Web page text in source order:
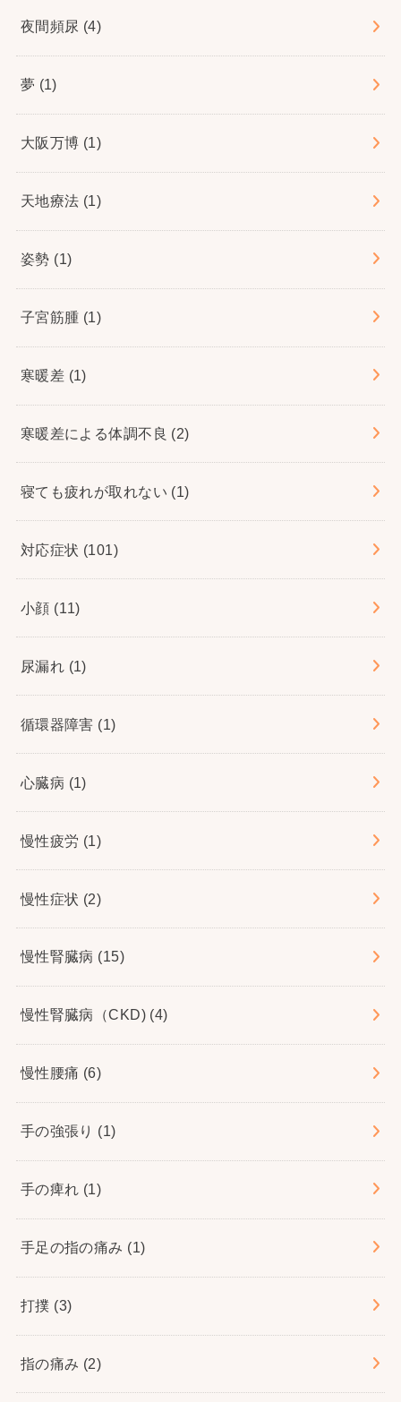
夜間頻尿 (4)
夢 (1)
大阪万博 (1)
天地療法 (1)
姿勢 (1)
子宮筋腫 (1)
寒暖差 (1)
寒暖差による体調不良 (2)
寝ても疲れが取れない (1)
対応症状 (101)
小顔 (11)
尿漏れ (1)
循環器障害 (1)
心臓病 (1)
慢性疲労 (1)
慢性症状 (2)
慢性腎臓病 (15)
慢性腎臓病（CKD) (4)
慢性腰痛 (6)
手の強張り (1)
手の痺れ (1)
手足の指の痛み (1)
打撲 (3)
指の痛み (2)